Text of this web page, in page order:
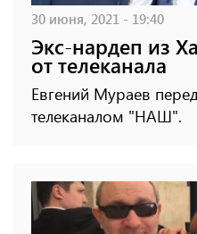
30 июня, 2021 - 19:40
Экс-нардеп из
от телеканала
Евгений Мураев
телеканалом "НАШ".